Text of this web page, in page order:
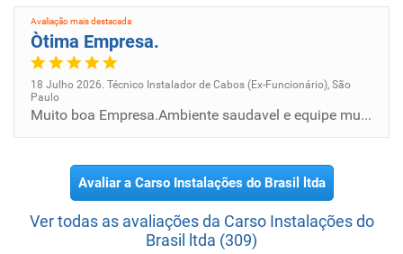
telecomunicações e energia.
Avaliação mais destacada
Òtima Empresa.
18 Julho 2026. Técnico Instalador de Cabos (Ex-Funcionário), São
Paulo
Muito boa Empresa.Ambiente saudavel e equipe muito unida em prol da resolução de um problema.
Avaliar a Carso Instalações do Brasil ltda
Ver todas as avaliações da Carso Instalações do
Brasil ltda (309)